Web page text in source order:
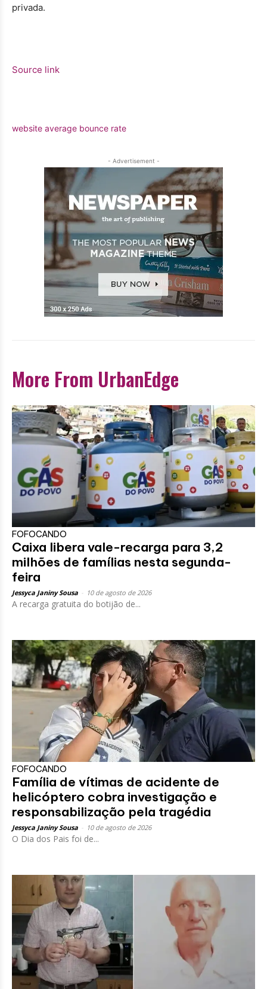
privada.
Source link
website average bounce rate
- Advertisement -
More From UrbanEdge
FOFOCANDO
Caixa libera vale-recarga para 3,2
milhões de famílias nesta segunda-
feira
Jessyca Janiny Sousa 10 de agosto de 2026
A recarga gratuita do botijão de...
FOFOCANDO
Família de vítimas de acidente de
helicóptero cobra investigação e
responsabilização pela tragédia
Jessyca Janiny Sousa 10 de agosto de 2026
O Dia dos Pais foi de...